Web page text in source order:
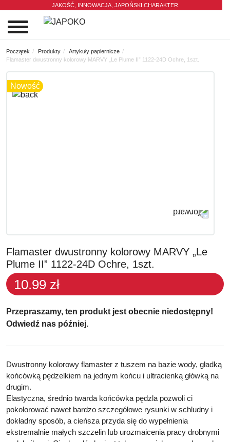
JAKOŚĆ, INNOWACJA, JAPOŃSKI CHARAKTER
Początek Produkty
Artykuły papiernicze
Flamaster dwustronny kolorowy MARVY „Le Plume II” 1122-24D Ochre, 1szt.
Nowość
Flamaster dwustronny kolorowy MARVY „Le
Plume II” 1122-24D Ochre, 1szt.
10.99 zł
Przepraszamy, ten produkt jest obecnie niedostępny!
Odwiedź nas później.
Dwustronny kolorowy flamaster z tuszem na bazie wody, gładką
końcówką pędzelkiem na jednym końcu i ultracienką główką na
drugim.
Elastyczna, średnio twarda końcówka pędzla pozwoli ci
pokolorować nawet bardzo szczegółowe rysunki w schludny i
dokładny sposób, a cieńsza przyda się do wypełnienia
ekstremalnie małych szczelin lub urozmaicenia pracy drobnymi